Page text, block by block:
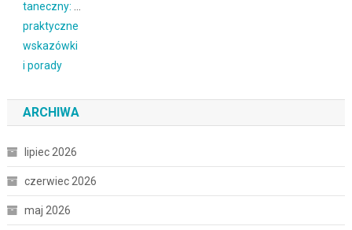
ARCHIWA
lipiec 2026
czerwiec 2026
maj 2026